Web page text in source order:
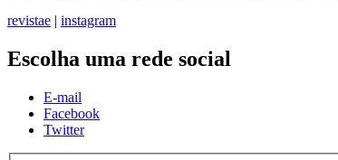
revistae | instagram
Escolha uma rede social
E-mail
Facebook
Twitter